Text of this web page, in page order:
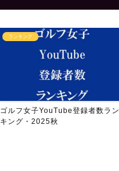
ランキング
ゴルフ女子YouTube登録者数ラン
キング・2025秋